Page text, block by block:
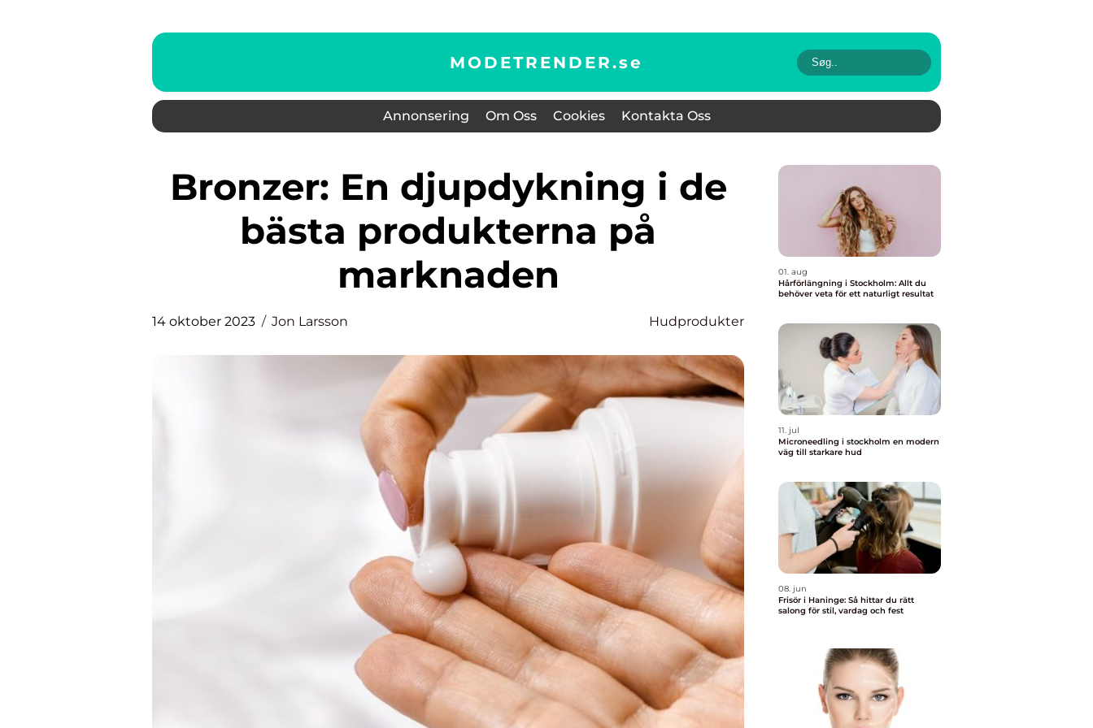
MODETRENDER.se
Annonsering Om Oss Cookies Kontakta Oss
Bronzer: En djupdykning i de
bästa produkterna på
marknaden
14 oktober 2023 Jon Larsson Hudprodukter
01. aug
Hårförlängning i Stockholm: Allt du
behöver veta för ett naturligt resultat
11. jul
Microneedling i stockholm en modern
väg till starkare hud
08. jun
Frisör i Haninge: Så hittar du rätt
salong för stil, vardag och fest